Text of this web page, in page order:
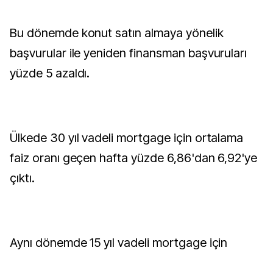
Bu dönemde konut satın almaya yönelik
başvurular ile yeniden finansman başvuruları
yüzde 5 azaldı.
Ülkede 30 yıl vadeli mortgage için ortalama
faiz oranı geçen hafta yüzde 6,86'dan 6,92'ye
çıktı.
Aynı dönemde 15 yıl vadeli mortgage için